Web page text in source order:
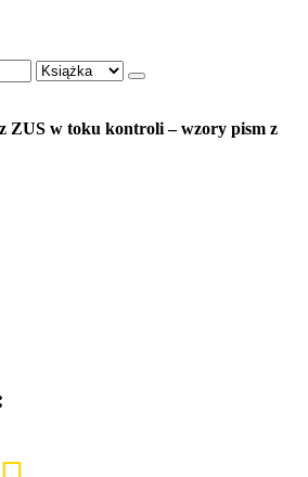
ZUS w toku kontroli – wzory pism z